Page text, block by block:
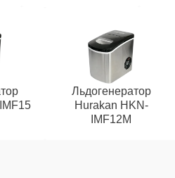
Льдогенератор
Hurakan HKN-
IMF12M